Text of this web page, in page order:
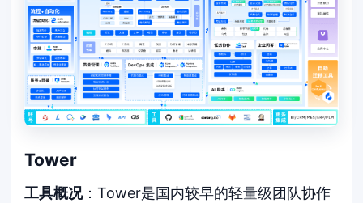
Tower
工具概况：Tower是国内较早的轻量级团队协作